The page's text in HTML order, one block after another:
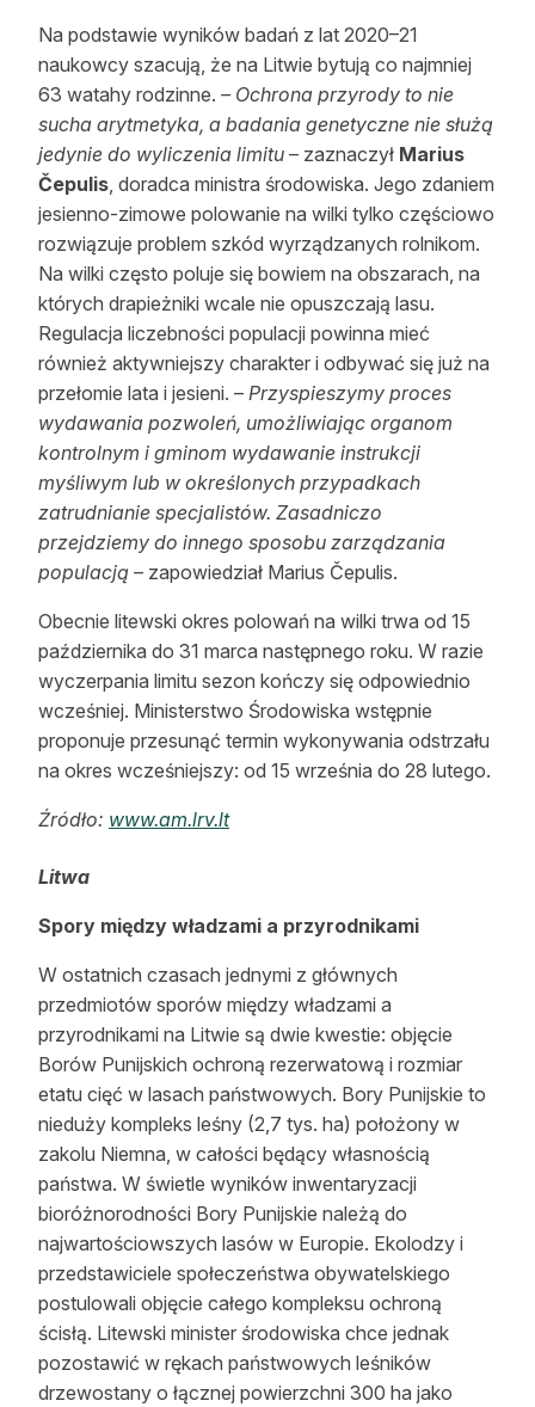
Na podstawie wyników badań z lat 2020–21
naukowcy szacują, że na Litwie bytują co najmniej
63 watahy rodzinne. – Ochrona przyrody to nie
sucha arytmetyka, a badania genetyczne nie służą
jedynie do wyliczenia limitu – zaznaczył Marius
Čepulis , doradca ministra środowiska. Jego zdaniem
jesienno-zimowe polowanie na wilki tylko częściowo
rozwiązuje problem szkód wyrządzanych rolnikom.
Na wilki często poluje się bowiem na obszarach, na
których drapieżniki wcale nie opuszczają lasu.
Regulacja liczebności populacji powinna mieć
również aktywniejszy charakter i odbywać się już na
przełomie lata i jesieni. – Przyspieszymy proces
wydawania pozwoleń, umożliwiając organom
kontrolnym i gminom wydawanie instrukcji
myśliwym lub w określonych przypadkach
zatrudnianie specjalistów. Zasadniczo
przejdziemy do innego sposobu zarządzania
populacją – zapowiedział Marius Čepulis.
Obecnie litewski okres polowań na wilki trwa od 15
października do 31 marca następnego roku. W razie
wyczerpania limitu sezon kończy się odpowiednio
wcześniej. Ministerstwo Środowiska wstępnie
proponuje przesunąć termin wykonywania odstrzału
na okres wcześniejszy: od 15 września do 28 lutego.
Źródło: www.am.lrv.lt
Litwa
Spory między władzami a przyrodnikami
W ostatnich czasach jednymi z głównych
przedmiotów sporów między władzami a
przyrodnikami na Litwie są dwie kwestie: objęcie
Borów Punijskich ochroną rezerwatową i rozmiar
etatu cięć w lasach państwowych. Bory Punijskie to
nieduży kompleks leśny (2,7 tys. ha) położony w
zakolu Niemna, w całości będący własnością
państwa. W świetle wyników inwentaryzacji
bioróżnorodności Bory Punijskie należą do
najwartościowszych lasów w Europie. Ekolodzy i
przedstawiciele społeczeństwa obywatelskiego
postulowali objęcie całego kompleksu ochroną
ścisłą. Litewski minister środowiska chce jednak
pozostawić w rękach państwowych leśników
drzewostany o łącznej powierzchni 300 ha jako